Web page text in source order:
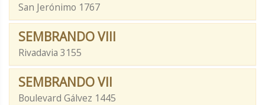
San Jerónimo 1767
SEMBRANDO VIII
Rivadavia 3155
SEMBRANDO VII
Boulevard Gálvez 1445